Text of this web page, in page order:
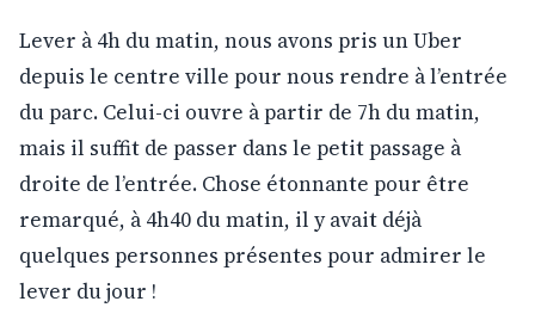
Lever à 4h du matin, nous avons pris un Uber
depuis le centre ville pour nous rendre à l’entrée
du parc. Celui-ci ouvre à partir de 7h du matin,
mais il suffit de passer dans le petit passage à
droite de l’entrée. Chose étonnante pour être
remarqué, à 4h40 du matin, il y avait déjà
quelques personnes présentes pour admirer le
lever du jour !